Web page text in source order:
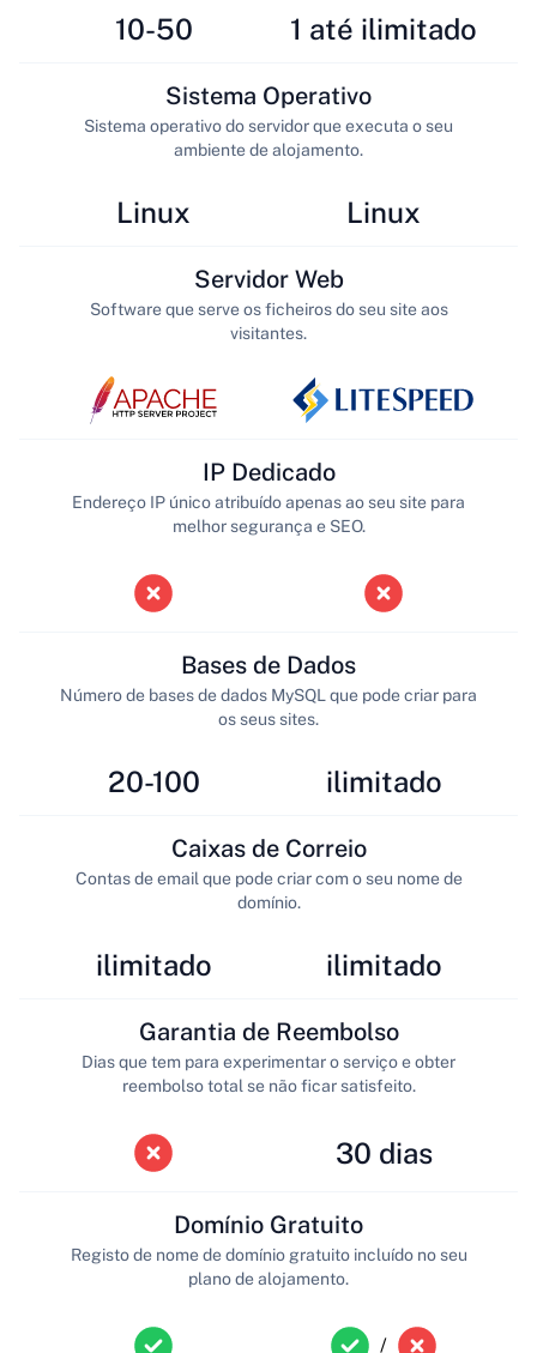
10-50 1 até ilimitado
Linux
Sistema Operativo
Sistema operativo do servidor que executa o seu
ambiente de alojamento.
Linux
Servidor Web
Software que serve os ficheiros do seu site aos
visitantes.
IP Dedicado
Endereço IP único atribuído apenas ao seu site para
melhor segurança e SEO.
20-100
Bases de Dados
Número de bases de dados MySQL que pode criar para
os seus sites.
ilimitado
ilimitado
Caixas de Correio
Contas de email que pode criar com o seu nome de
domínio.
ilimitado
Garantia de Reembolso
Dias que tem para experimentar o serviço e obter
reembolso total se não ficar satisfeito.
30 dias
Domínio Gratuito
Registo de nome de domínio gratuito incluído no seu
plano de alojamento.
/